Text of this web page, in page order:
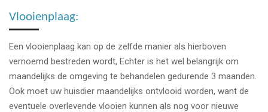
Vlooienplaag:
Een vlooienplaag kan op de zelfde manier als hierboven
vernoemd bestreden wordt, Echter is het wel belangrijk om
maandelijks de omgeving te behandelen gedurende 3 maanden.
Ook moet uw huisdier maandelijks ontvlooid worden, want de
eventuele overlevende vlooien kunnen als nog voor nieuwe